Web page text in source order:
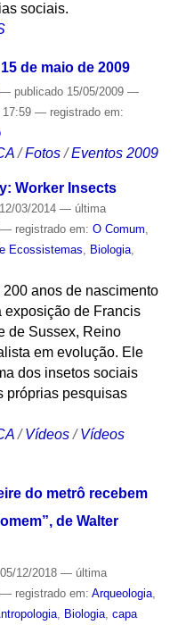
sociais.
de maio de 2009
— publicado15/05/2009 —
— registrado em:
/Fotos /Eventos 2009
Worker Insects
03/2014 — última
— registrado em: O Comum
Ecossistemas
Biologia,
anos de nascimento
exposição de Francis
de Sussex, Reino
em evolução. Ele
dos insetos sociais
próprias pesquisas
/Vídeos /Vídeos
do metrô recebem
de Walter
12/2018 — última
— registrado em: Arqueologia,
, Biologia, capa